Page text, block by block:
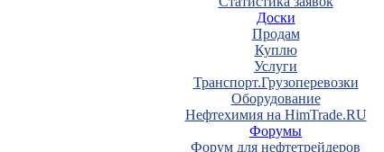
Доски
Продам
Куплю
Услуги
Транспорт.Грузоперевозки
Оборудование
Нефтехимия на HimTrade.RU
Форумы
Форум для нефтетрейдеров